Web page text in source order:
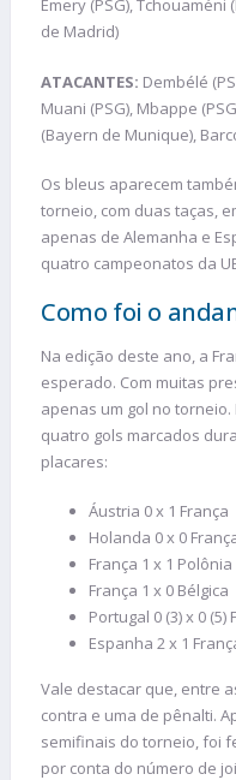
Emery (PSG),
de Madrid)
ATACANTES: Dembélé
Muani (PSG), Mbappe
(Bayern de Munique),
Os bleus aparecem
torneio, com duas taças,
apenas de Alemanha e
quatro campeonatos da
Como foi o
Na edição deste ano, a
esperado. Com muitas
apenas um gol no
quatro gols marcados
placares:
Áustria 0 x 1 França
Holanda 0 x 0
França 1 x 1 Polônia
França 1 x 0 Bélgica
Portugal 0 (3) x 0 (5)
Espanha 2 x 1
Vale destacar que, entre
contra e uma de pênalti.
semifinais do torneio, foi
por conta do número de